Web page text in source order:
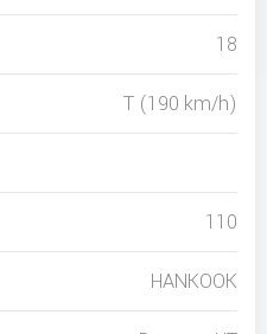
18
T (190 km/h)
110
HANKOOK